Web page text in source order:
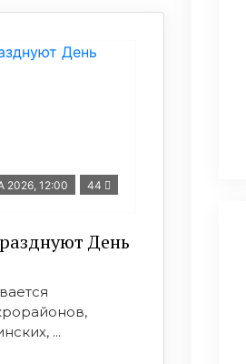
2026, 12:00 44
День
...